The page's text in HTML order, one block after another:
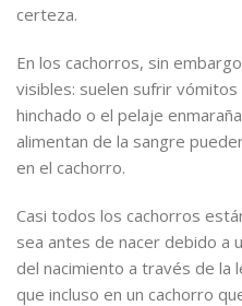
certeza.
En los cachorros, sin
visibles: suelen sufrir
hinchado o el pelaje
alimentan de la sangre
en el cachorro.
Casi todos los cachorros
sea antes de nacer debido a
del nacimiento a través de la
que incluso en un cachorro